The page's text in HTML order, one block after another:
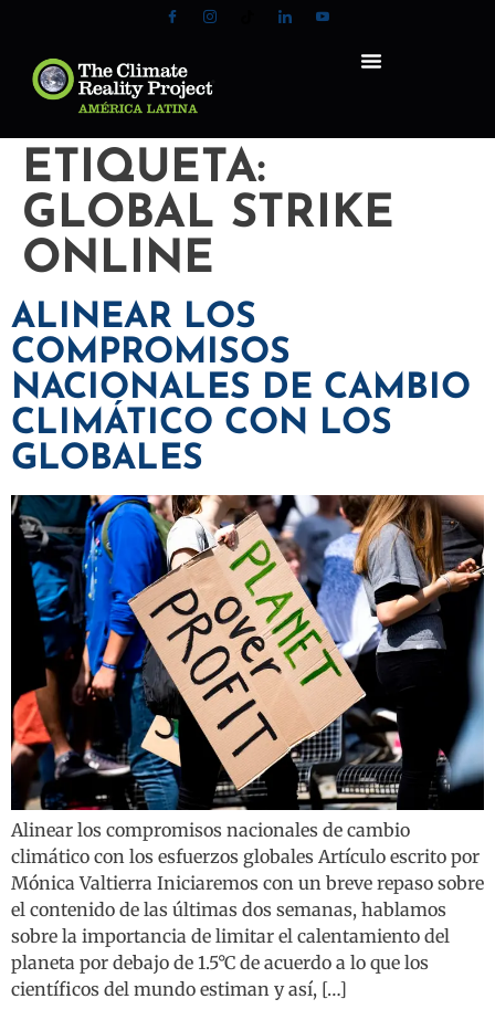
ETIQUETA:
GLOBAL STRIKE
ONLINE
ALINEAR LOS
COMPROMISOS
NACIONALES DE CAMBIO
CLIMÁTICO CON LOS
GLOBALES
Alinear los compromisos nacionales de cambio
climático con los esfuerzos globales Artículo escrito por
Mónica Valtierra Iniciaremos con un breve repaso sobre
el contenido de las últimas dos semanas, hablamos
sobre la importancia de limitar el calentamiento del
planeta por debajo de 1.5°C de acuerdo a lo que los
científicos del mundo estiman y así, […]